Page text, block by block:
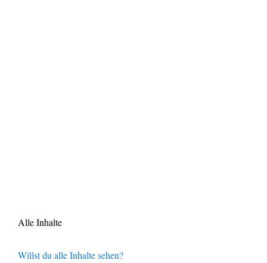
Alle Inhalte
Willst du alle Inhalte sehen?